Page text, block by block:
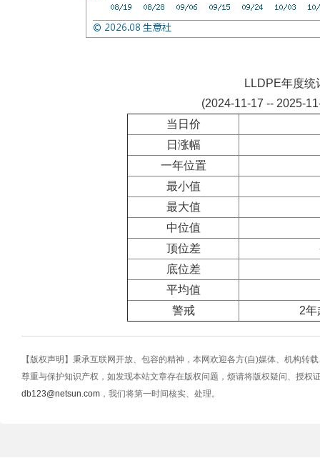
LLDPE年度统
(2024-11-17 -- 2025-
当日价
日涨幅
一年位置
最小值
最大值
中位值
顶位差
底位差
平均值
警戒
2年
【版权声明】秉承互联网开放、包容的精神，本网欢迎各方(自)媒体、机构转
尊重与保护知识产权，如发现本站文章存在版权问题，烦请将版权疑问、授权
db123@netsun.com ，我们将第一时间核实、处理。